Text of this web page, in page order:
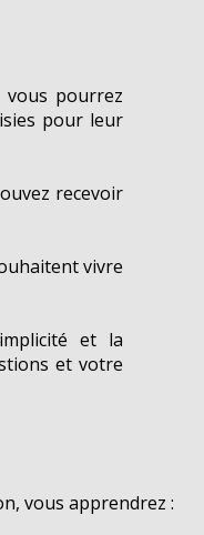
vous pourrez
pour leur
recevoir
vivre
et la
et votre
vous apprendrez :